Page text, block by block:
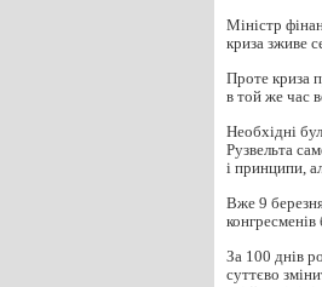
Міністр
криза зживе
Проте криза
в той же час
Необхідні
Рузвельта
і принципи,
Вже 9
За 100 днів
суттєво